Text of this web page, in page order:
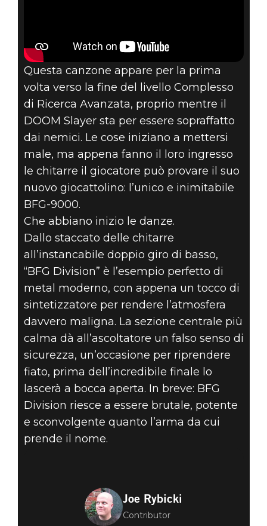
Questa canzone appare per la prima
volta verso la fine del livello Complesso
di Ricerca Avanzata, proprio mentre il
DOOM Slayer sta per essere sopraffatto
dai nemici. Le cose iniziano a mettersi
male, ma appena fanno il loro ingresso
le chitarre il giocatore può provare il suo
nuovo giocattolino: l’unico e inimitabile
BFG-9000.
Che abbiano inizio le danze.
Dallo staccato delle chitarre
all’instancabile doppio giro di basso,
“BFG Division” è l’esempio perfetto di
metal moderno, con appena un tocco di
sintetizzatore per rendere l’atmosfera
davvero maligna. La sezione centrale più
calma dà all’ascoltatore un falso senso di
sicurezza, un’occasione per riprendere
fiato, prima dell’incredibile finale lo
lascerà a bocca aperta. In breve: BFG
Division riesce a essere brutale, potente
e sconvolgente quanto l’arma da cui
prende il nome.
Joe Rybicki
Contributor